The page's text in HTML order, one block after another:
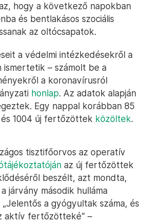
hogy a következő napokban
és bentlakásos szociális
az oltócsapatok.
a védelmi intézkedésekről a
ismertetik – számolt be a
a koronavírusról
honlap. Az adatok alapján
Egy nappal korábban 85
1004 új fertőzöttek közöltek.
tisztifőorvos az operatív
az új fertőzöttek
beszélt, azt mondta,
járvány második hulláma
a gyógyultak száma, és
aktív fertőzötteké” –